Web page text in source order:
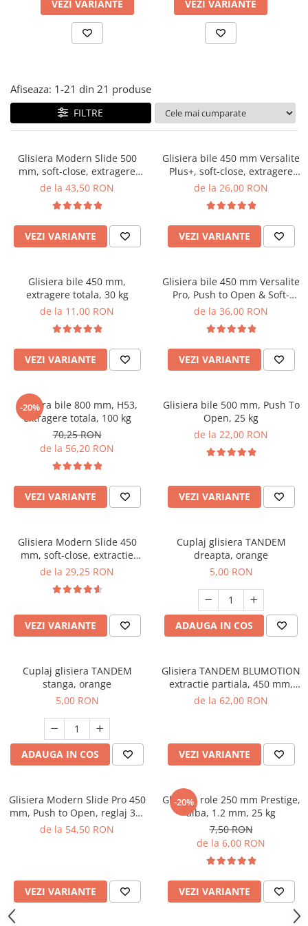
Solutii de curatat & adezivi
Canturi ABS
Clesti/ patenti
Nivela bule/ laser
Alte scule & unelte
VEZI VARIANTE VEZI VARIANTE
Afiseaza: 1-21 din 21 produse
FILTRE
Glisiera Modern Slide 500
mm, soft-close, extragere
totala, reglaj 3D, pal 18 mm,
de la 43,50 RON
VEZI VARIANTE
Glisiera bile 450 mm Versalite
Plus+, soft-close, extragere
totala, 40 kg
de la 26,00 RON
VEZI VARIANTE
Glisiera bile 450 mm,
extragere totala, 30 kg
de la 11,00 RON
VEZI VARIANTE
Glisiera bile 450 mm Versalite
Pro, Push to Open & Soft-
Close, 30 kg
de la 36,00 RON
VEZI VARIANTE
-20%
Glisiera bile 800 mm, H53,
extragere totala, 100 kg
70,25 RON
de la 56,20 RON
VEZI VARIANTE
Glisiera bile 500 mm, Push To
Open, 25 kg
de la 22,00 RON
VEZI VARIANTE
Glisiera Modern Slide 450
mm, soft-close, extractie
partiala, pal 18 mm, 25 kg
de la 29,25 RON
VEZI VARIANTE
Cuplaj glisiera TANDEM
dreapta, orange
5,00 RON
ADAUGA IN COS
Cuplaj glisiera TANDEM
stanga, orange
5,00 RON
ADAUGA IN COS
Glisiera TANDEM BLUMOTION
extractie partiala, 450 mm,
pal 18 mm, 30 kg
de la 62,00 RON
VEZI VARIANTE
Glisiera Modern Slide Pro 450
mm, Push to Open, reglaj 3D,
35 kg, extragere totala, pal 18
de la 54,50 RON
VEZI VARIANTE
-20%
Glisiera role 250 mm Prestige,
alba, 1.2 mm, 25 kg
7,50 RON
de la 6,00 RON
VEZI VARIANTE